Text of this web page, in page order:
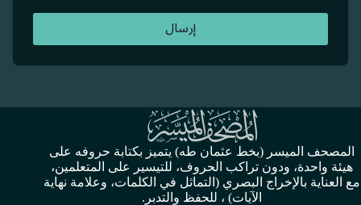
إرسال
المصحف الميسر (بخط عثمان طه) يتميز بكتابة حروفه على
هيئة واحدة، ودون تراكب الحروف، للتيسير على المتعلمين،
مع العناية بالإخراج البصري (التماثل في الكلمات، وعلامة نهاية
الآيات) ، للحفظ والتدبر.